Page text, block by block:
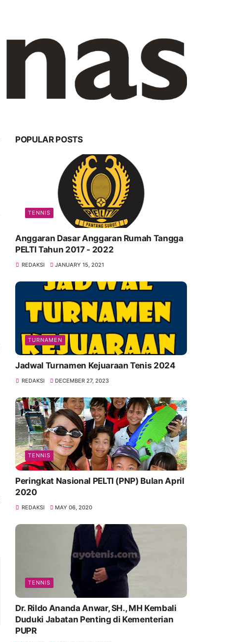
POPULAR POSTS
TENNIS
Anggaran Dasar Anggaran Rumah Tangga
PELTI Tahun 2017 - 2022
REDAKSI JANUARY 15, 2021
TURNAMEN
Jadwal Turnamen Kejuaraan Tenis 2024
REDAKSI DECEMBER 27, 2023
TENNIS
Peringkat Nasional PELTI (PNP) Bulan April
2020
REDAKSI MAY 06, 2020
TENNIS
Dr. Rildo Ananda Anwar, SH., MH Kembali
Duduki Jabatan Penting di Kementerian
PUPR